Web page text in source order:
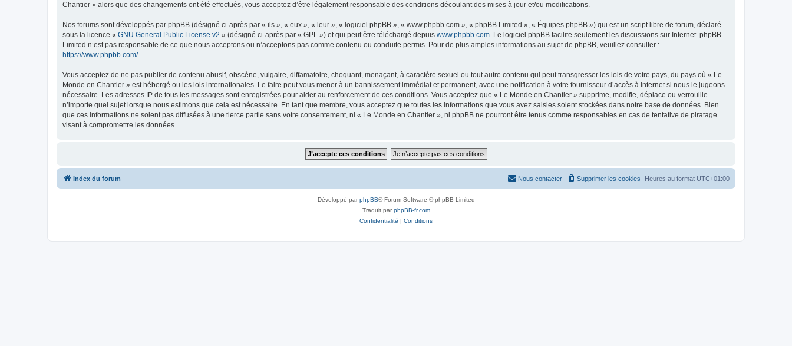
Chantier » alors que des changements ont été effectués, vous acceptez d’être légalement responsable des conditions découlant des mises à jour et/ou modifications.
Nos forums sont développés par phpBB (désigné ci-après par « ils », « eux », « leur », « logiciel phpBB », « www.phpbb.com », « phpBB Limited », « Équipes phpBB ») qui est un script libre de forum, déclaré
sous la licence « GNU General Public License v2 » (désigné ci-après par « GPL ») et qui peut être téléchargé depuis www.phpbb.com. Le logiciel phpBB facilite seulement les discussions sur Internet. phpBB
Limited n’est pas responsable de ce que nous acceptons ou n’acceptons pas comme contenu ou conduite permis. Pour de plus amples informations au sujet de phpBB, veuillez consulter :
https://www.phpbb.com/.
Vous acceptez de ne pas publier de contenu abusif, obscène, vulgaire, diffamatoire, choquant, menaçant, à caractère sexuel ou tout autre contenu qui peut transgresser les lois de votre pays, du pays où « Le
Monde en Chantier » est hébergé ou les lois internationales. Le faire peut vous mener à un bannissement immédiat et permanent, avec une notification à votre fournisseur d’accès à Internet si nous le jugeons
nécessaire. Les adresses IP de tous les messages sont enregistrées pour aider au renforcement de ces conditions. Vous acceptez que « Le Monde en Chantier » supprime, modifie, déplace ou verrouille
n’importe quel sujet lorsque nous estimons que cela est nécessaire. En tant que membre, vous acceptez que toutes les informations que vous avez saisies soient stockées dans notre base de données. Bien
que ces informations ne soient pas diffusées à une tierce partie sans votre consentement, ni « Le Monde en Chantier », ni phpBB ne pourront être tenus comme responsables en cas de tentative de piratage
visant à compromettre les données.
Index du forum Heures au format UTC+01:00
Supprimer les cookies
Nous contacter
Développé parphpBB® Forum Software © phpBB Limited
Traduit parphpBB-fr.com
Confidentialité | Conditions